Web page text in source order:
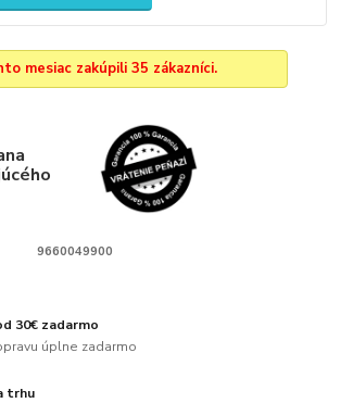
mesiac zakúpili 35 zákazníci.
9660049900
30€ zadarmo
úplne zadarmo
trhu